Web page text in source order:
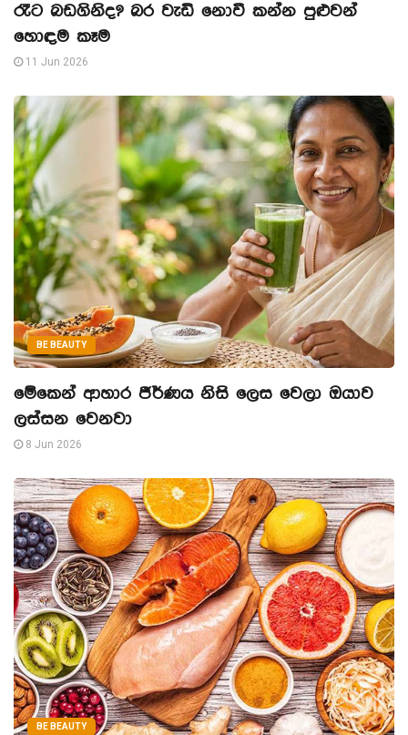
රෑට බඩගිනිද? බර වැඩි නොවී කන්න පුළුවන්
හොඳම කෑම
11 Jun 2026
BE BEAUTY
මේකෙන් ආහාර ජීර්ණය නිසි ලෙස වෙලා ඔයාව
ලස්සන වෙනවා
8 Jun 2026
BE BEAUTY